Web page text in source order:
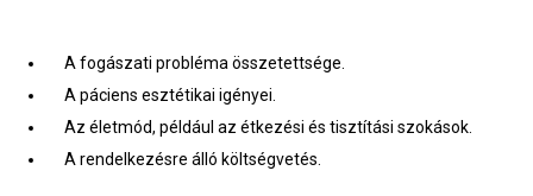
A fogászati probléma összetettsége.
A páciens esztétikai igényei.
Az életmód, például az étkezési és tisztítási szokások.
A rendelkezésre álló költségvetés.